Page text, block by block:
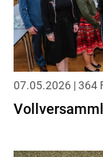
07.05.2026 | 364